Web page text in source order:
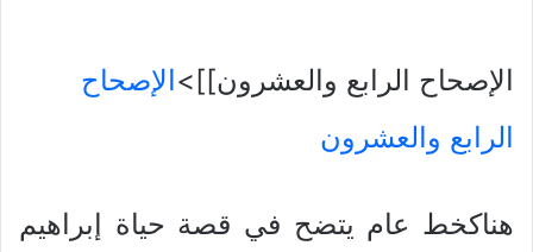
الإصحاح الرابع والعشرون]]>الإصحاح
الرابع والعشرون
هناكخط عام يتضح في قصة حياة إبراهيم